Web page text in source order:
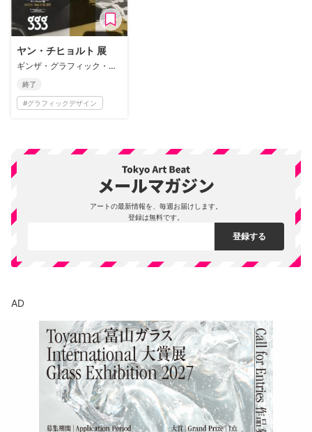
ヤン・チヒョルト 展
ギンザ・グラフィック・ギャラリー
終了
#グラフィックデザイン
アートの最新情報を、毎週お届けします。
登録は無料です。
AD